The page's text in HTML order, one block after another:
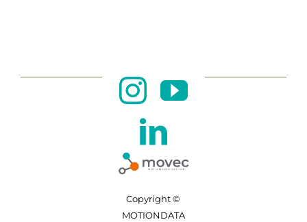
Copyright ©
MOTIONDATA